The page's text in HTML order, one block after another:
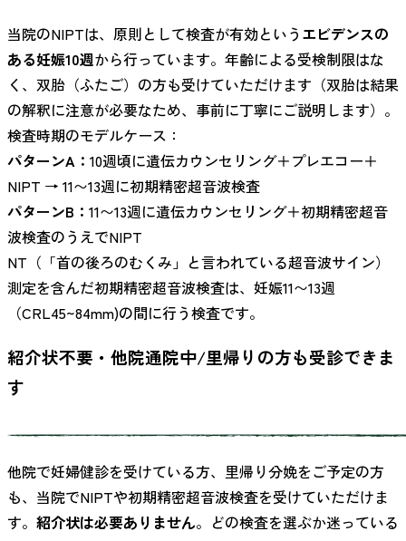
当院のNIPTは、原則として検査が有効という エビデンスの
ある妊娠10週から行っています。年齢による受検制限はな
く、双胎（ふたご）の方も受けていただけます（双胎は結果
の解釈に注意が必要なため、事前に丁寧にご説明します）。
検査時期のモデルケース：
パターンA： 10週頃に遺伝カウンセリング＋プレエコー＋
NIPT → 11〜13週に初期精密超音波検査
パターンB： 11〜13週に遺伝カウンセリング＋初期精密超音
波検査のうえでNIPT
NT（「首の後ろのむくみ」と言われている超音波サイン）
測定を含んだ初期精密超音波検査は、妊娠11〜13週
（CRL45~84mm)の間に行う検査です。
紹介状不要・他院通院中/里帰りの方も受診できま
す
他院で妊婦健診を受けている方、里帰り分娩をご予定の方
も、当院でNIPTや初期精密超音波検査を受けていただけま
す。 紹介状は必要ありません。どの検査を選ぶか迷っている